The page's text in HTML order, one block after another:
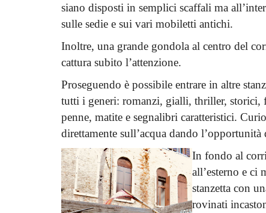
siano disposti in semplici scaffali ma
sulle sedie e sui vari mobiletti antichi.
Inoltre, una grande gondola al centro del
cattura subito l’attenzione.
Proseguendo è possibile entrare in altre
tutti i generi: romanzi, gialli, thriller, storici,
penne, matite e segnalibri caratteristici.
direttamente sull’acqua dando
In fondo al
all’esterno e ci
stanzetta con
rovinati